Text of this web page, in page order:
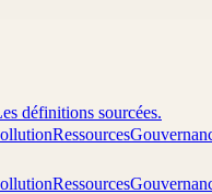
définitions sourcées.
Ressources
Ressources